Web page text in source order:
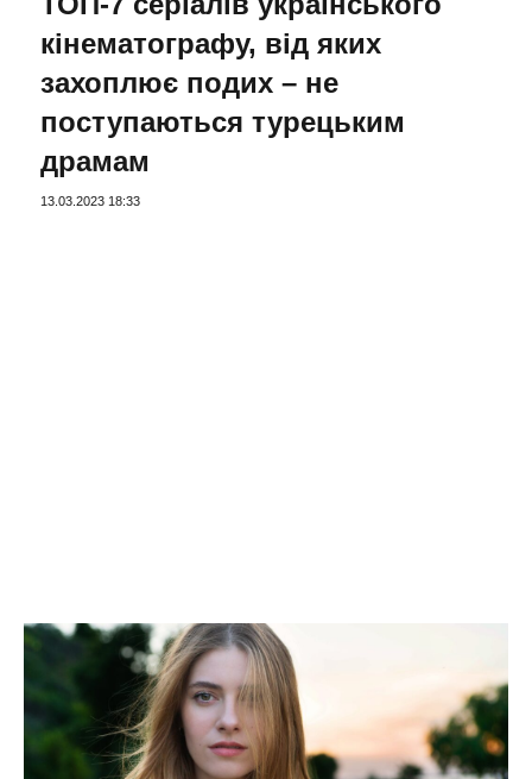
кінематографу, від яких
захоплює подих – не
поступаються турецьким
драмам
13.03.2023 18:33